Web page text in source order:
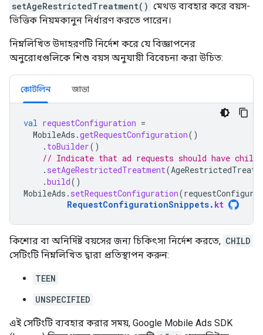
setAgeRestrictedTreatment() মেথড ব্যবহার করে বয়স-
ভিত্তিক নিয়মকানুন নির্ধারণ করতে পারেন।
নিম্নলিখিত উদাহরণটি নির্দেশ করে যে বিজ্ঞাপনের
অনুরোধগুলিকে শিশু বয়স অনুযায়ী বিবেচনা করা উচিত:
কোটলিন জাভা
val requestConfiguration =
MobileAds .getRequestConfiguration()
. toBuilder()
// Indicate that ad requests should have child
. setAgeRestrictedTreatment(
.build()
MobileAds . setRequestConfiguration(
RequestConfigurationSnippets. kt
কিশোর বা অনির্দিষ্ট বয়সের জন্য চিকিৎসা নির্দেশ করতে, CHILD
সেটিংটি নিম্নলিখিত দ্বারা প্রতিস্থাপন করুন:
TEEN
UNSPECIFIED
এই সেটিংটি ব্যবহার করার সময়, Google Mobile Ads SDK